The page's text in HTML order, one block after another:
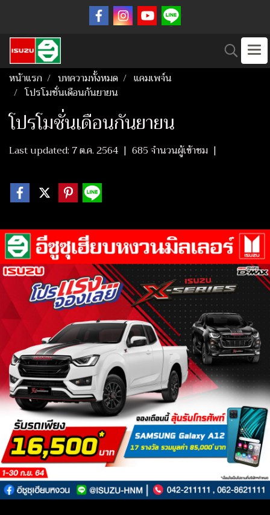
หน้าแรก บทความทั้งหมด
แคมเพจ์น
โปรโมชั่นเดือนกันยายน
โปรโมชั่นเดือนกันยายน
Last updated: 7 ต.ค. 2564 | 685 จำนวนผู้เข้าชม |